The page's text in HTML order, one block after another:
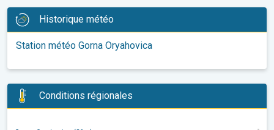
Historique météo
Station météo Gorna Oryahovica
Conditions régionales